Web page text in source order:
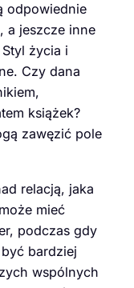
odpowiednie
a jeszcze inne
życia i
Czy dana
książek?
zawęzić pole
relacją, jaka
mieć
podczas gdy
bardziej
wspólnych